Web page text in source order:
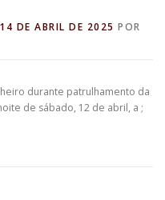
DE ABRIL DE 2025 POR
durante patrulhamento da
de sábado, 12 de abril, a ;